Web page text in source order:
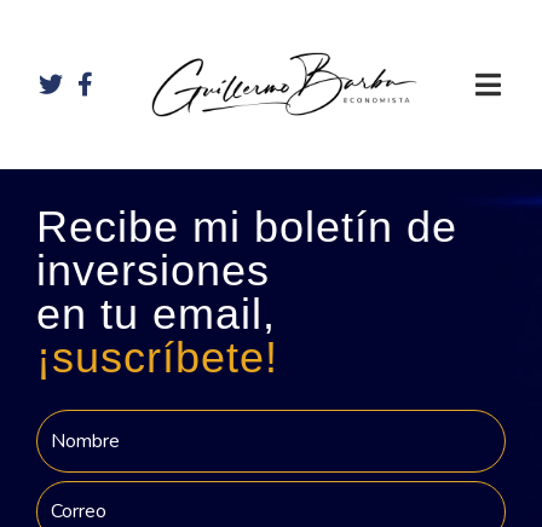
Recibe mi boletín de
inversiones
en tu email,
¡suscríbete!